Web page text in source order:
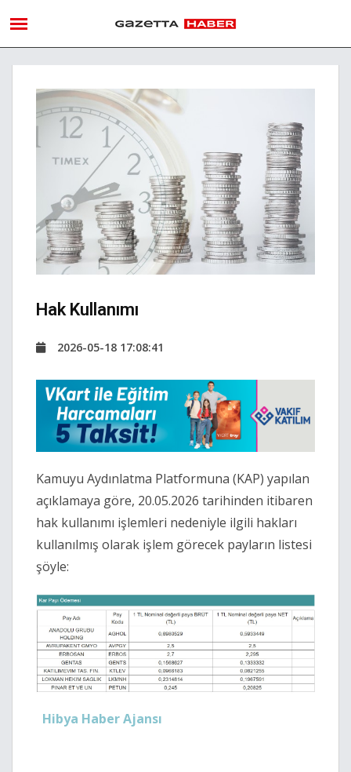
Hak Kullanımı
2026-05-18 17:08:41
Kamuyu Aydınlatma Platformuna (KAP) yapılan
açıklamaya göre, 20.05.2026 tarihinden itibaren
hak kullanımı işlemleri nedeniyle ilgili hakları
kullanılmış olarak işlem görecek payların listesi
şöyle:
Hibya Haber Ajansı